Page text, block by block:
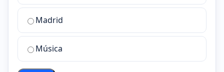
sala
chat
ChatZona?
Madrid
Música